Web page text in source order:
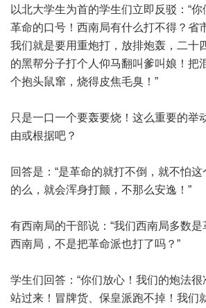
以北大学生为首的学生们立即反驳：“
革命的口号！西南局有什么打不得？省
我们就是要用重炮打，放排炮轰，二十
的黑帮分子打个人仰马翻叫爹叫娘！把
个抱头鼠窜，烧得皮焦毛臭！”
只是一口一个要轰要烧！这么重要的举
由或根据吧？
回答是：“是革命的就打不倒，就不怕
的么，就会浑身打颤，不那么安逸！”
有西南局的干部说：“我们西南局多数
西南局，不是把革命派也打了吗？”
学生们回答：“你们放心！我们的炮法很
站过来！冒牌货、保皇派跑不掉！我们